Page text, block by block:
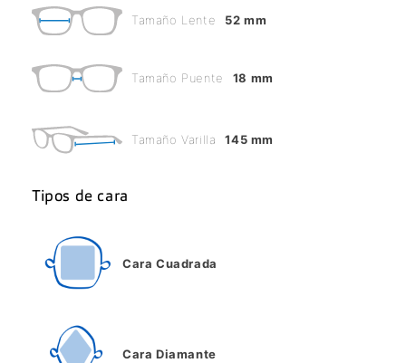
Tamaño Lente 52 mm
Tamaño Puente 18 mm
Tamaño Varilla 145 mm
Tipos de cara
Cara Cuadrada
Cara Diamante